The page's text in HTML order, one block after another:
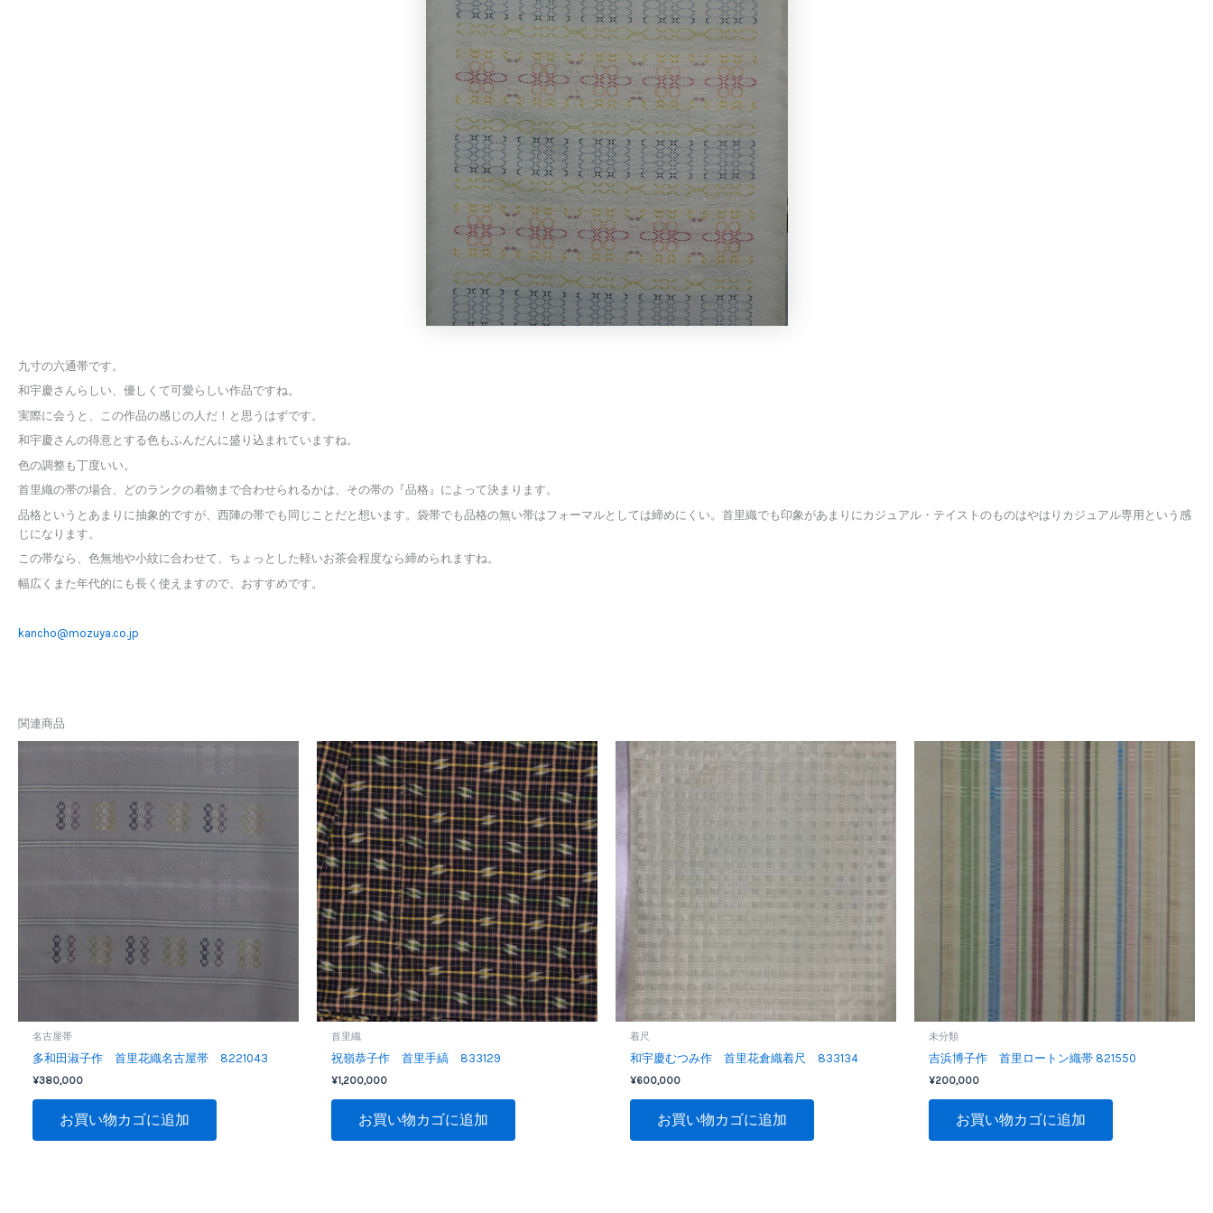
九寸の六通帯です。
和宇慶さんらしい、優しくて可愛らしい作品ですね。
実際に会うと、この作品の感じの人だ！と思うはずです。
和宇慶さんの得意とする色もふんだんに盛り込まれていますね。
色の調整も丁度いい。
首里織の帯の場合、どのランクの着物まで合わせられるかは、その帯の『品格』によって決まります。
品格というとあまりに抽象的ですが、西陣の帯でも同じことだと想います。袋帯でも品格の無い帯はフォーマルとしては締めにくい。首里織でも印象があまりにカジュアル・テイストのものはやはりカジュアル専用という感
じになります。
この帯なら、色無地や小紋に合わせて、ちょっとした軽いお茶会程度なら締められますね。
幅広くまた年代的にも長く使えますので、おすすめです。
kancho@mozuya.co.jp
関連商品
名古屋帯
多和田淑子作 首里花織名古屋帯 8221043
¥380,000
お買い物カゴに追加
首里織
祝嶺恭子作 首里手縞 833129
¥1,200,000
お買い物カゴに追加
着尺
和宇慶むつみ作 首里花倉織着尺 833134
¥600,000
お買い物カゴに追加
未分類
吉浜博子作 首里ロートン織帯 821550
¥200,000
お買い物カゴに追加